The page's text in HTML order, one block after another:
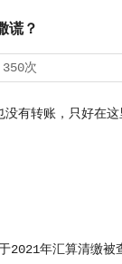
谎？
350次
有转账，只好在这
年汇算清缴被